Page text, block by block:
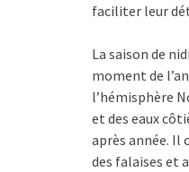
faciliter leur
La saison de
moment de
l’hémisphère
et des eaux
après année. Il
des falaises et